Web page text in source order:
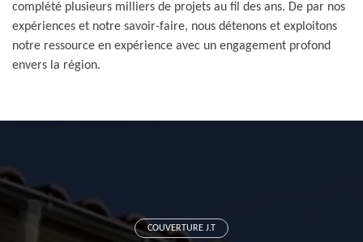
complété plusieurs milliers de projets au fil des ans. De par nos
expériences et notre savoir-faire, nous détenons et exploitons
notre ressource en expérience avec un engagement profond
envers la région.
COUVERTURE J.T